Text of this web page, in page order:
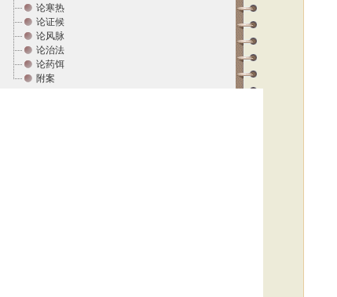
论寒热
论证候
论风脉
论治法
论药饵
附案